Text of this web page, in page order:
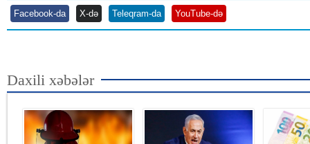
Facebook-da X-də Teleqram-da YouTube-də
Daxili xəbələr